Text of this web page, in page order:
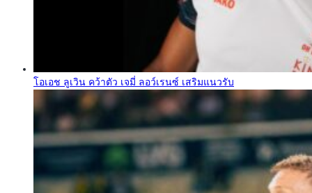
โอเอช ลูเวิน คว้าตัว เจมี่ ลอว์เรนซ์ เสริมแนวรับ